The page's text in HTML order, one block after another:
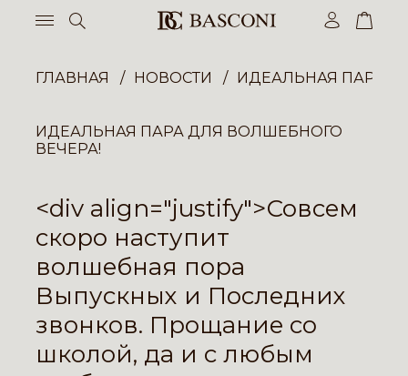
ГЛАВНАЯ НОВОСТИ ИДЕАЛЬНАЯ ПАРА
ИДЕАЛЬНАЯ ПАРА ДЛЯ ВОЛШЕБНОГО
ВЕЧЕРА!
<div align="justify">Совсем
скоро наступит
волшебная пора
Выпускных и Последних
звонков. Прощание со
школой, да и с любым